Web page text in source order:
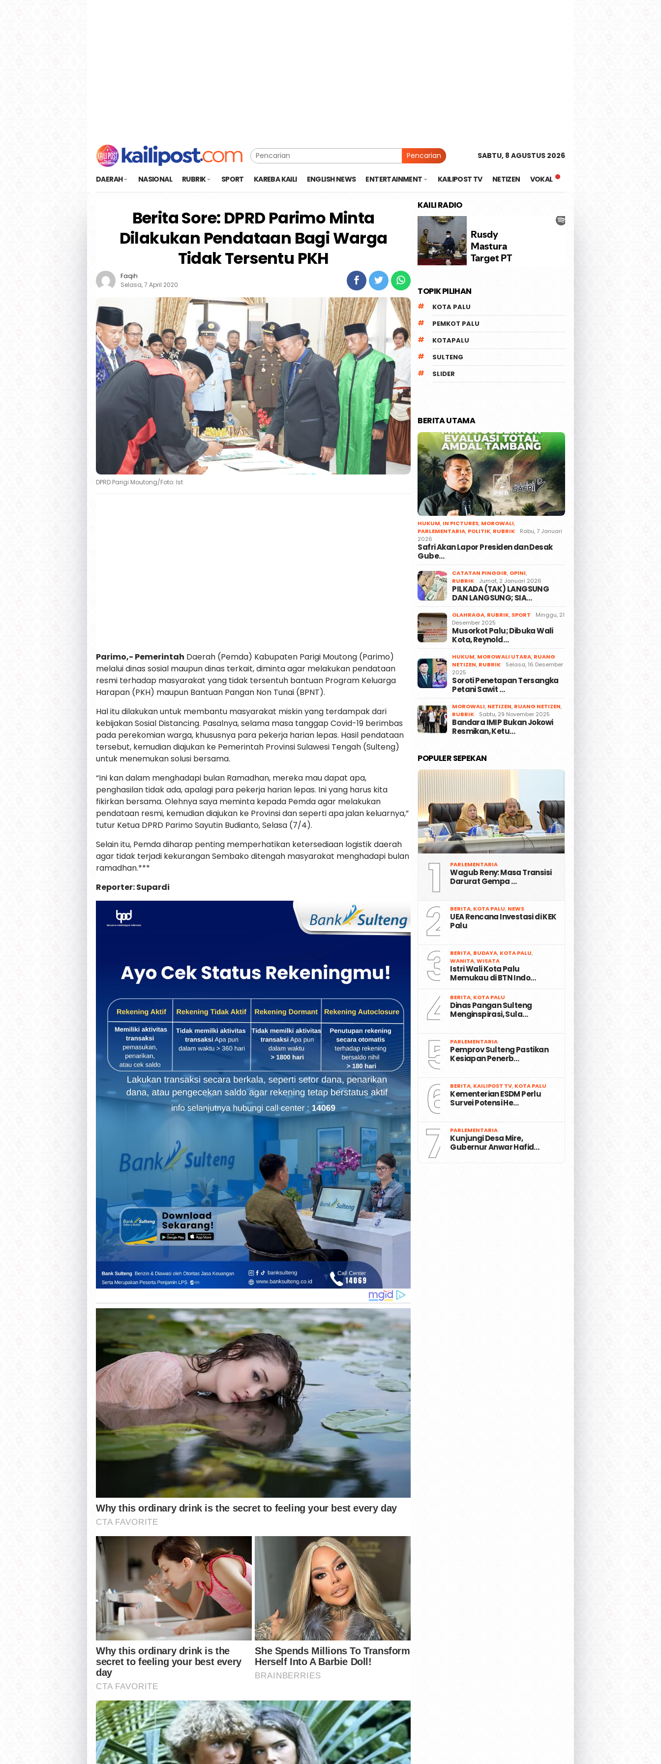
Pencarian SABTU, 8 AGUSTUS 2026
DAERAH NASIONAL RUBRIK SPORT KAREBA KAILI ENGLISH NEWS ENTERTAINMENT KAILIPOST TV NETIZEN VOKAL
Berita Sore: DPRD Parimo Minta
Dilakukan Pendataan Bagi Warga
Tidak Tersentu PKH
Faqih
Selasa, 7 April 2020
DPRD Parigi Moutong/Foto: Ist
Parimo,- Pemerintah Daerah (Pemda) Kabupaten Parigi Moutong (Parimo)
melalui dinas sosial maupun dinas terkait, diminta agar melakukan pendataan
resmi terhadap masyarakat yang tidak tersentuh bantuan Program Keluarga
Harapan (PKH) maupun Bantuan Pangan Non Tunai (BPNT).
Hal itu dilakukan untuk membantu masyarakat miskin yang terdampak dari
kebijakan Sosial Distancing. Pasalnya, selama masa tanggap Covid-19 berimbas
pada perekomian warga, khususnya para pekerja harian lepas. Hasil pendataan
tersebut, kemudian diajukan ke Pemerintah Provinsi Sulawesi Tengah (Sulteng)
untuk menemukan solusi bersama.
“Ini kan dalam menghadapi bulan Ramadhan, mereka mau dapat apa,
penghasilan tidak ada, apalagi para pekerja harian lepas. Ini yang harus kita
fikirkan bersama. Olehnya saya meminta kepada Pemda agar melakukan
pendataan resmi, kemudian diajukan ke Provinsi dan seperti apa jalan keluarnya,”
tutur Ketua DPRD Parimo Sayutin Budianto, Selasa (7/4).
Selain itu, Pemda diharap penting memperhatikan ketersediaan logistik daerah
agar tidak terjadi kekurangan Sembako ditengah masyarakat menghadapi bulan
ramadhan.***
Reporter: Supardi
KAILI RADIO
TOPIK PILIHAN
KOTA PALU
PEMKOT PALU
KOTAPALU
SULTENG
SLIDER
BERITA UTAMA
HUKUM, IN PICTURES, MOROWALI,
PARLEMENTARIA, POLITIK, RUBRIK
Rabu, 7 Januari
2026
Safri Akan Lapor Presiden dan Desak
Gube…
CATATAN PINGGIR, OPINI,
RUBRIK
Jumat, 2 Januari 2026
PILKADA (TAK) LANGSUNG
DAN LANGSUNG; SIA…
OLAHRAGA, RUBRIK, SPORT
Minggu, 21
Desember 2025
Musorkot Palu; Dibuka Wali
Kota, Reynold…
HUKUM, MOROWALI UTARA, RUANG
NETIZEN, RUBRIK
Selasa, 16 Desember
2025
Soroti Penetapan Tersangka
Petani Sawit …
MOROWALI, NETIZEN, RUANG NETIZEN,
RUBRIK
Sabtu, 29 November 2025
Bandara IMIP Bukan Jokowi
Resmikan, Ketu…
POPULER SEPEKAN
1 PARLEMENTARIA
Wagub Reny: Masa Transisi
Darurat Gempa …
2 BERITA, KOTA PALU, NEWS
UEA Rencana Investasi di KEK
Palu
3 BERITA, BUDAYA, KOTA PALU,
WANITA,WISATA
Istri Wali Kota Palu
Memukau di BTN Indo…
4 BERITA, KOTA PALU
Dinas Pangan Sulteng
Menginspirasi, Sula…
5 PARLEMENTARIA
Pemprov Sulteng Pastikan
Kesiapan Penerb…
6 BERITA, KAILIPOST TV, KOTA PALU
Kementerian ESDM Perlu
Survei Potensi He…
7 PARLEMENTARIA
Kunjungi Desa Mire,
Gubernur Anwar Hafid…